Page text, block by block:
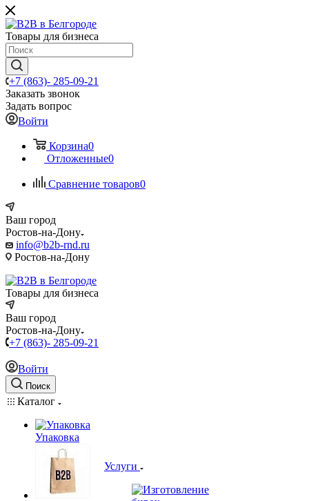
Товары для бизнеса
+7 (863)- 285-09-21
Заказать звонок
Задать вопрос
Войти
Корзина0
Отложенные0
Сравнение товаров0
Ваш город
Ростов-на-Дону
info@b2b-rnd.ru
Ростов-на-Дону
Товары для бизнеса
Ваш город
Ростов-на-Дону
+7 (863)- 285-09-21
Войти
Поиск
Каталог
Упаковка
Услуги